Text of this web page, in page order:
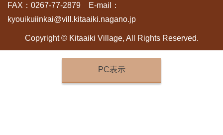
FAX：0267-77-2879 E-mail：
kyouikuiinkai@vill.kitaaiki.nagano.jp
Copyright © Kitaaiki Village, All Rights Reserved.
PC表示